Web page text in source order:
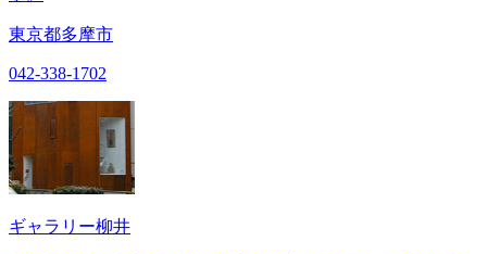
東京都多摩市
042-338-1702
ギャラリー柳井